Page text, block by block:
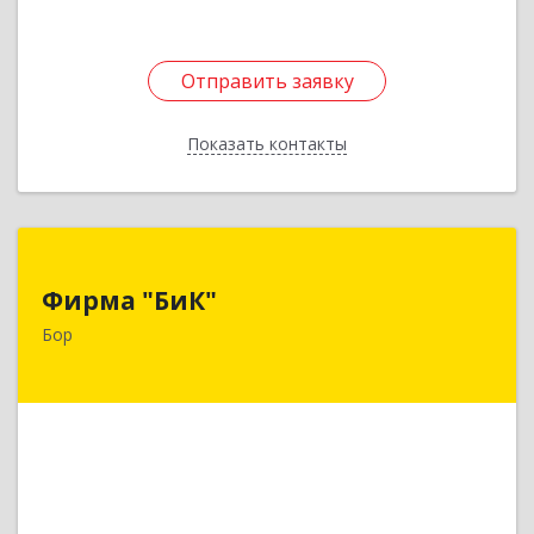
Отправить заявку
Показать контакты
Отправить заявку
Назад
Фирма "БиК"
Бор
606440, Нижегородская обл, Бор г, Советская
Подробнее